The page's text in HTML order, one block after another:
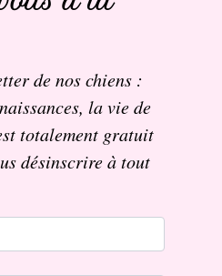
de nos chiens :
la vie de
totalement gratuit
désinscrire à tout